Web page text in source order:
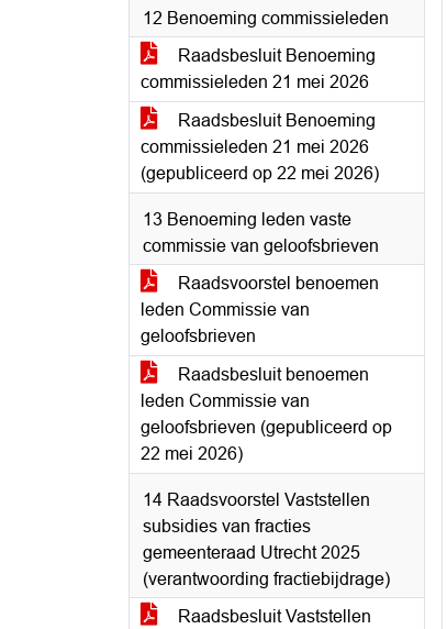
12 Benoeming commissieleden
Raadsbesluit Benoeming
commissieleden 21 mei 2026
Raadsbesluit Benoeming
commissieleden 21 mei 2026
(gepubliceerd op 22 mei 2026)
13 Benoeming leden vaste
commissie van geloofsbrieven
Raadsvoorstel benoemen
leden Commissie van
geloofsbrieven
Raadsbesluit benoemen
leden Commissie van
geloofsbrieven (gepubliceerd op
22 mei 2026)
14 Raadsvoorstel Vaststellen
subsidies van fracties
gemeenteraad Utrecht 2025
(verantwoording fractiebijdrage)
Raadsbesluit Vaststellen